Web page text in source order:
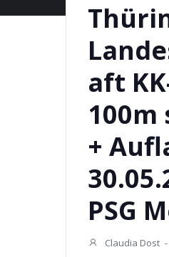
aft
+
PSG
Claudia Dost -